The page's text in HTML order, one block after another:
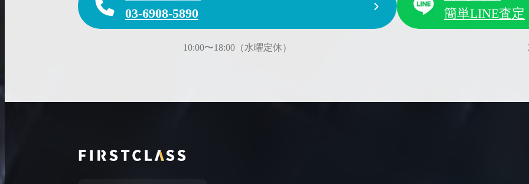
03-6908-5890
10:00〜18:00（水曜定休）
簡単LINE査定